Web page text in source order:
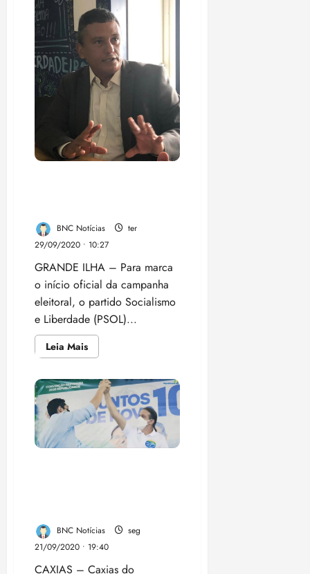
Madeira
é
cancelada
após
passa
mal
BNC Notícias
ter
29/09/2020 • 10:27
GRANDE ILHA – Para marca
o início oficial da campanha
eleitoral, o partido Socialismo
e Liberdade (PSOL)...
Leia MaisLeia
mais
Douglas
reafirma
apoio
à
comunidade
Cajueiro
BNC Notícias
seg
21/09/2020 • 19:40
CAXIAS – Caxias do